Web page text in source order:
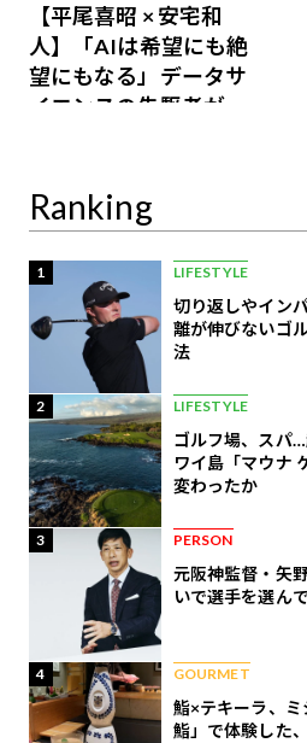
【平尾喜昭 × 安宅和
人】「AIは希望にも絶
望にもなる」データサ
イエンスの先駆者が語
Ranking
1 LIFESTYLE
切り返しやイン
離が伸びないゴ
法
2 LIFESTYLE
ゴルフ場、スパ
ワイ島「マウナ
変わったか
3 PERSON
元阪神監督・矢
いで選手を選ん
4 GOURMET
鮨×テキーラ、
鮨」で体験した